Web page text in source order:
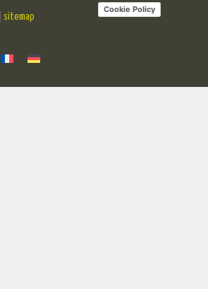
|sitemap
Cookie Policy